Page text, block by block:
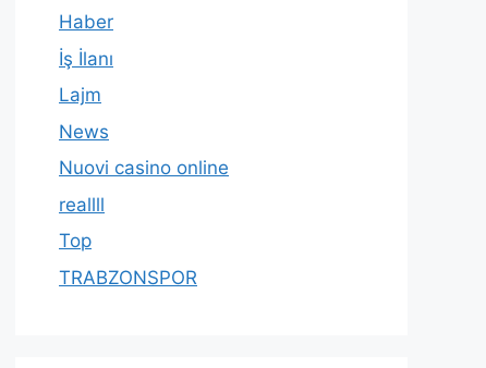
Haber
İş İlanı
Lajm
News
Nuovi casino online
reallll
Top
TRABZONSPOR